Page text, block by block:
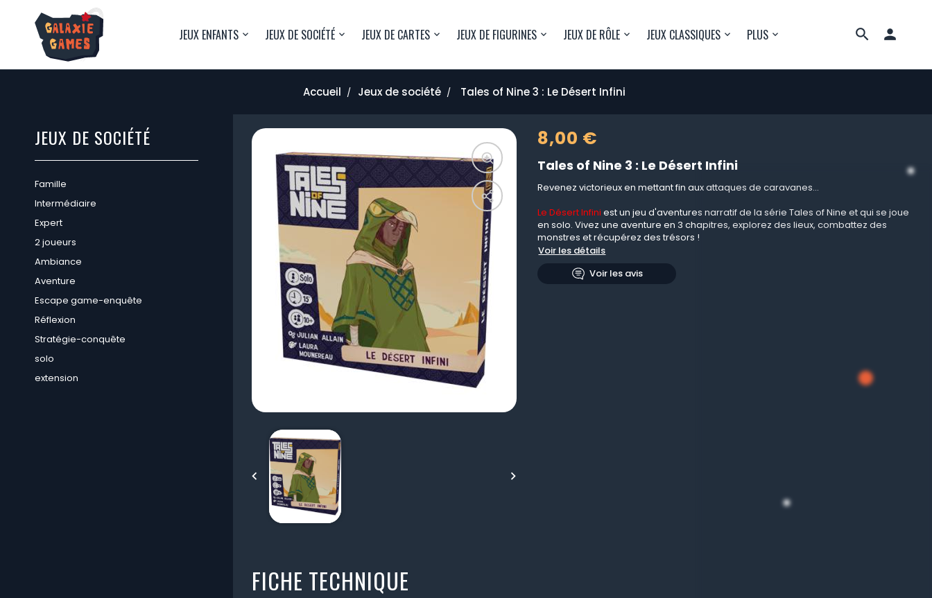

JEUX ENFANTS JEUX DE SOCIÉTÉ JEUX DE CARTES JEUX DE FIGURINES JEUX DE RÔLE JEUX CLASSIQUES PLUS
Accueil Jeux de société Tales of Nine 3 : Le Désert Infini
JEUX DE SOCIÉTÉ
Famille
Intermédiaire
Expert
2 joueurs
Ambiance
Aventure
Escape game-enquête
Réflexion
Stratégie-conquête
solo
extension
 
8,00 €
Tales of Nine 3 : Le Désert Infini
Revenez victorieux en mettant fin aux attaques de caravanes...
Le Désert Infini est un jeu d'aventures narratif de la série Tales of Nine et qui se joue
en solo. Vivez une aventure en 3 chapitres, explorez des lieux, combattez des
monstres et récupérez des trésors !
Voir les détails
Voir les avis
FICHE TECHNIQUE